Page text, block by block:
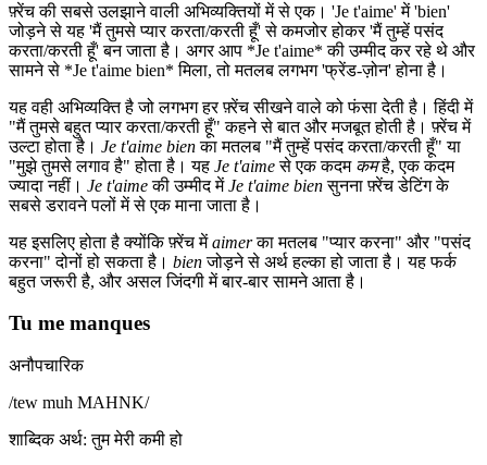
फ़्रेंच की सबसे उलझाने वाली अभिव्यक्तियों में से एक। 'Je t'aime' में 'bien'
जोड़ने से यह 'मैं तुमसे प्यार करता/करती हूँ' से कमजोर होकर 'मैं तुम्हें पसंद
करता/करती हूँ' बन जाता है। अगर आप *Je t'aime* की उम्मीद कर रहे थे और
सामने से *Je t'aime bien* मिला, तो मतलब लगभग 'फ्रेंड-ज़ोन' होना है।
यह वही अभिव्यक्ति है जो लगभग हर फ़्रेंच सीखने वाले को फंसा देती है। हिंदी में
"मैं तुमसे बहुत प्यार करता/करती हूँ" कहने से बात और मजबूत होती है। फ़्रेंच में
उल्टा होता है। Je t'aime bienका मतलब "मैं तुम्हें पसंद करता/करती हूँ" या
"मुझे तुमसे लगाव है" होता है। यह Je t'aimeसे एक कदम कमहै, एक कदम
ज्यादा नहीं। Je t'aimeकी उम्मीद मेंJe t'aime bienसुनना फ़्रेंच डेटिंग के
सबसे डरावने पलों में से एक माना जाता है।
यह इसलिए होता है क्योंकि फ़्रेंच मेंaimerका मतलब "प्यार करना" और "पसंद
करना" दोनों हो सकता है। bienजोड़ने से अर्थ हल्का हो जाता है। यह फर्क
बहुत जरूरी है, और असल जिंदगी में बार-बार सामने आता है।
Tu me manques
अनौपचारिक
/tew muh MAHNK/
शाब्दिक अर्थ: तुम मेरी कमी हो